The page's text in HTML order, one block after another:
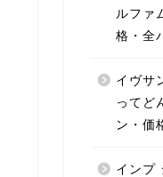
ルファ
格・全
イヴサ
ってど
ン・価
インプ